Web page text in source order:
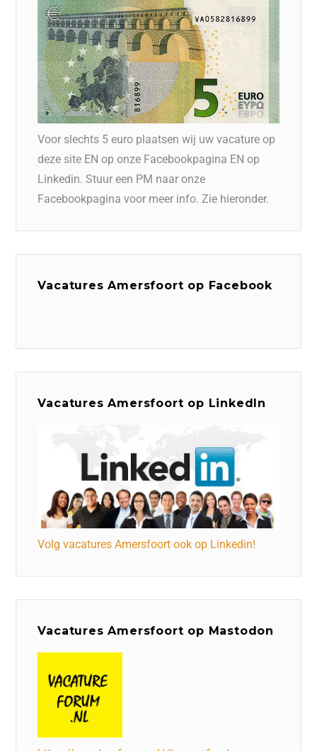
Voor slechts 5 euro plaatsen wij uw vacature op
deze site EN op onze Facebookpagina EN op
Linkedin. Stuur een PM naar onze
Facebookpagina voor meer info. Zie hieronder.
Vacatures Amersfoort op Facebook
Vacatures Amersfoort op LinkedIn
Volg vacatures Amersfoort ook op Linkedin!
Vacatures Amersfoort op Mastodon